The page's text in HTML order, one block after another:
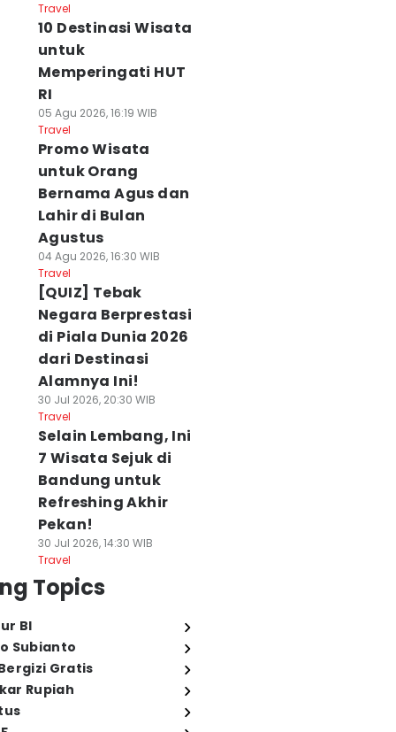
Travel
10 Destinasi Wisata
untuk
Memperingati HUT
RI
05 Agu 2026, 16:19 WIB
Travel
Promo Wisata
untuk Orang
Bernama Agus dan
Lahir di Bulan
Agustus
04 Agu 2026, 16:30 WIB
Travel
[QUIZ] Tebak
Negara Berprestasi
di Piala Dunia 2026
dari Destinasi
Alamnya Ini!
30 Jul 2026, 20:30 WIB
Travel
Selain Lembang, Ini
7 Wisata Sejuk di
Bandung untuk
Refreshing Akhir
Pekan!
30 Jul 2026, 14:30 WIB
Travel
Topics
BI
Subianto
Gratis
Rupiah